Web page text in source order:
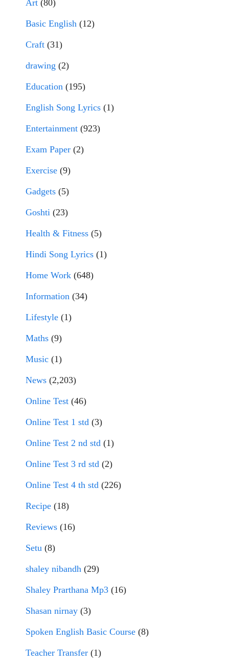
Art (80)
Basic English (12)
Craft (31)
drawing (2)
Education (195)
English Song Lyrics (1)
Entertainment (923)
Exam Paper (2)
Exercise (9)
Gadgets (5)
Goshti (23)
Health & Fitness (5)
Hindi Song Lyrics (1)
Home Work (648)
Information (34)
Lifestyle (1)
Maths (9)
Music (1)
News (2,203)
Online Test (46)
Online Test 1 std (3)
Online Test 2 nd std (1)
Online Test 3 rd std (2)
Online Test 4 th std (226)
Recipe (18)
Reviews (16)
Setu (8)
shaley nibandh (29)
Shaley Prarthana Mp3 (16)
Shasan nirnay (3)
Spoken English Basic Course (8)
Teacher Transfer (1)